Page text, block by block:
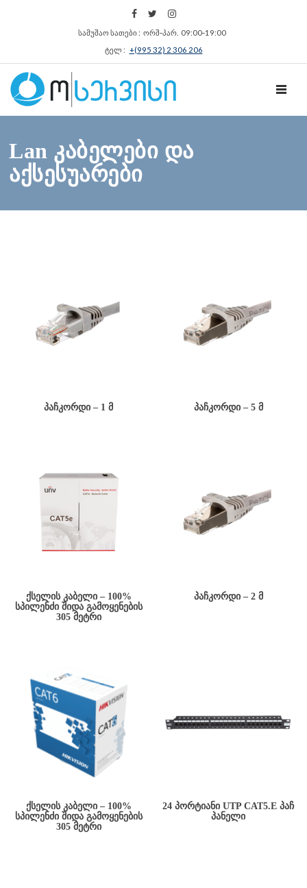
სამუშაო სათები : ორშ‑პარ. 09:00‑19:00
ტელ : +(995 32) 2 306 206
Lan კაბელები და
აქსესუარები
ᲞᲐᲩᲙᲝᲠᲓᲘ – 1 Მ ᲞᲐᲩᲙᲝᲠᲓᲘ – 5 Მ
ᲥᲡᲔᲚᲘᲡ ᲙᲐᲑᲔᲚᲘ – 100%
ᲡᲞᲘᲚᲔᲜᲫᲘ ᲨᲘᲓᲐ ᲒᲐᲛᲝᲧᲔᲜᲔᲑᲘᲡ
305 ᲛᲔᲢᲠᲘ
ᲞᲐᲩᲙᲝᲠᲓᲘ – 2 Მ
ᲥᲡᲔᲚᲘᲡ ᲙᲐᲑᲔᲚᲘ – 100%
ᲡᲞᲘᲚᲔᲜᲫᲘ ᲨᲘᲓᲐ ᲒᲐᲛᲝᲧᲔᲜᲔᲑᲘᲡ
305 ᲛᲔᲢᲠᲘ
24 ᲞᲝᲠᲢᲘᲐᲜᲘ UTP CAT5.E ᲞᲐᲩ
ᲞᲐᲜᲔᲚᲘ